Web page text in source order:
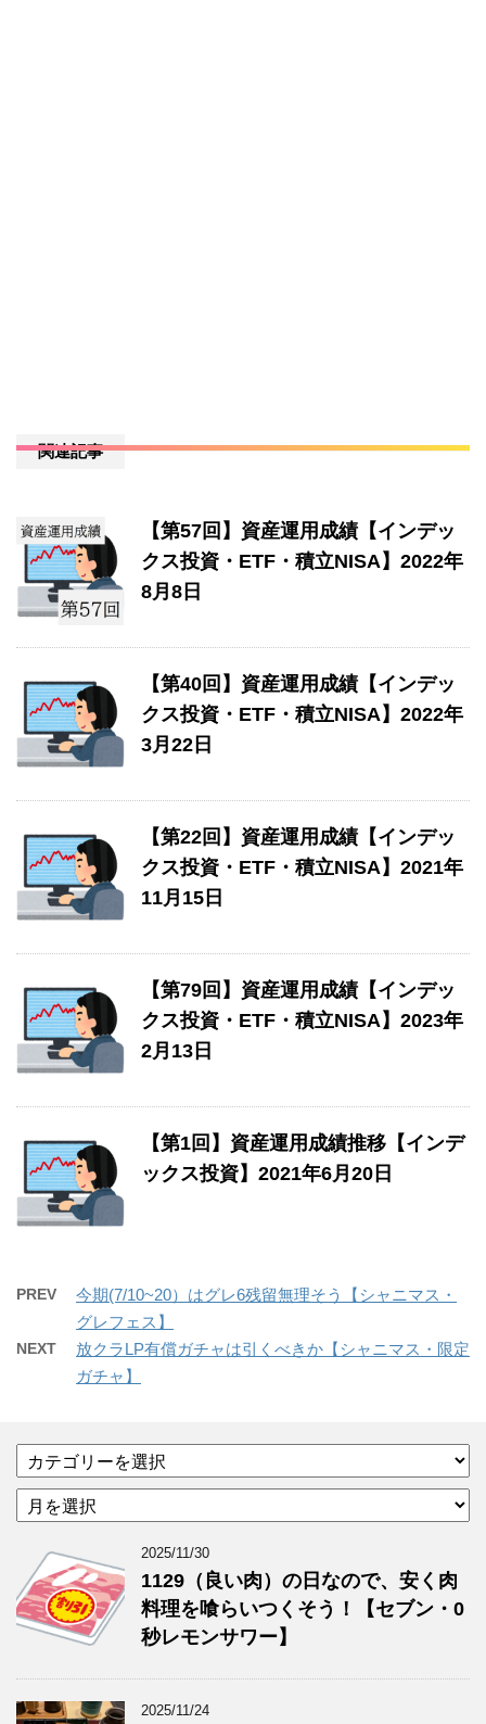
関連記事
【第57回】資産運用成績【インデッ
クス投資・ETF・積立NISA】2022年
8月8日
【第40回】資産運用成績【インデッ
クス投資・ETF・積立NISA】2022年
3月22日
【第22回】資産運用成績【インデッ
クス投資・ETF・積立NISA】2021年
11月15日
【第79回】資産運用成績【インデッ
クス投資・ETF・積立NISA】2023年
2月13日
【第1回】資産運用成績推移【インデ
ックス投資】2021年6月20日
PREV
今期(7/10~20）はグレ6残留無理そう【シャニマス・
グレフェス】
NEXT
放クラLP有償ガチャは引くべきか【シャニマス・限定
ガチャ】
テ
ゴ
リ
ア
ー
ブ
2025/11/30
1129（良い肉）の日なので、安く肉
料理を喰らいつくそう！【セブン・0
秒レモンサワー】
2025/11/24